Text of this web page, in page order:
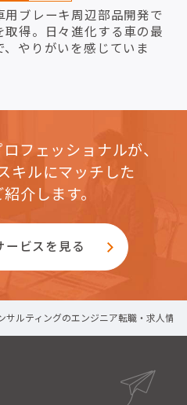
用ブレーキ周辺部品開発で
取得。日々進化する車の最
、やりがいを感じていま
フェッショナルが、
キルにマッチした
介します。
ービスを見る
サルティングのエンジニア転職・求人情報